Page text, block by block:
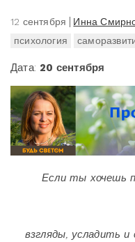
12 сентября Инна
психология
Дата: 20 сентября
Если ты хочешь
умей
взгляды, усладить и